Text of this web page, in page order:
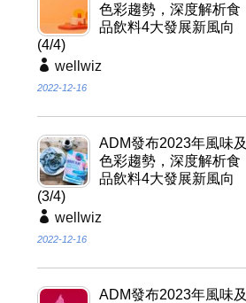
色彩趨勢，深度解析食
品飲料4大發展新風向
(4/4)
wellwiz
2022-12-16
ADM發布2023年風味及
色彩趨勢，深度解析食
品飲料4大發展新風向
(3/4)
wellwiz
2022-12-16
ADM發布2023年風味及